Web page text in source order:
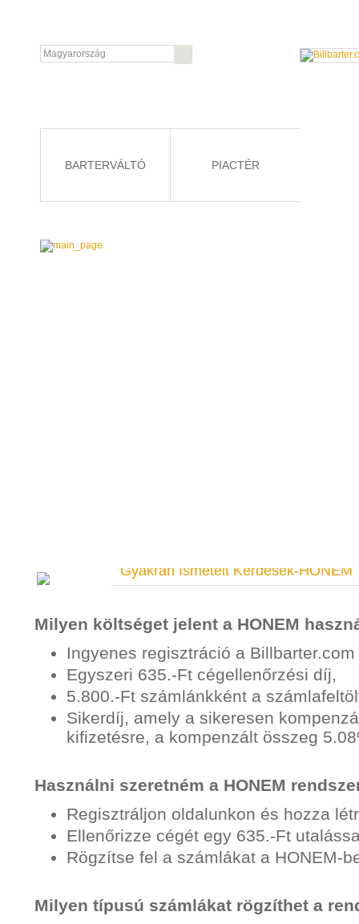
BARTERVÁLTÓ PIACTÉR
Gyakran Ismételt Kérdések-HONEM
Milyen költséget jelent a HONEM
Ingyenes regisztráció a
Egyszeri 635.-Ft cégellenőrzési díj,
5.800.-Ft számlánkként a
Sikerdíj, amely a sikeresen
kifizetésre, a kompenzált összeg
Használni szeretném a HONEM
Regisztráljon oldalunkon és hozza
Ellenőrizze cégét egy 635.-Ft
Rögzítse fel a számlákat a HONEM-
Milyen típusú számlákat rögzíthet a